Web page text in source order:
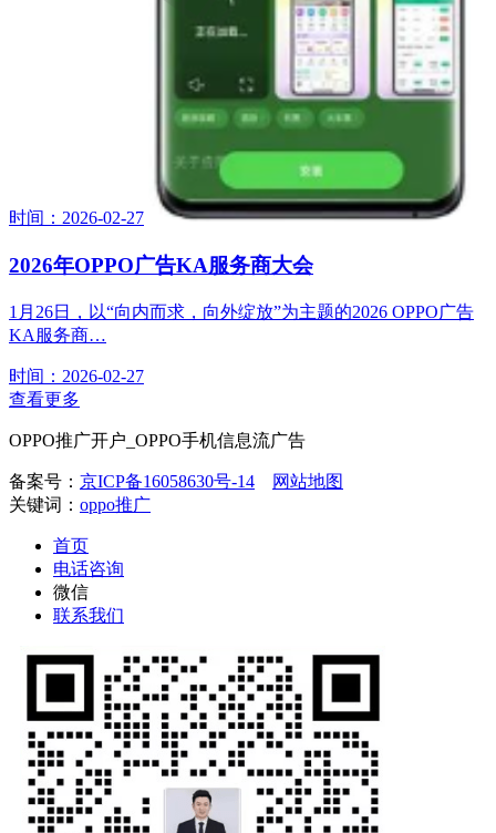
时间：2026-02-27
2026年OPPO广告KA服务商大会
1月26日，以“向内而求，向外绽放”为主题的2026 OPPO广告
KA服务商…
时间：2026-02-27
查看更多
OPPO推广开户_OPPO手机信息流广告
备案号： 京ICP备16058630号-14
网站地图
关键词： oppo推广
首页
电话咨询
微信
联系我们